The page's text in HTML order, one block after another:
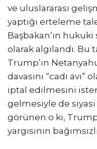
ve uluslararası
yaptığı erteleme
Başbakan’ın
olarak algılandı. Bu
Trump’ın
davasını “cadı
iptal edilmesini
gelmesiyle de siyasi
görünen o ki,
yargısının